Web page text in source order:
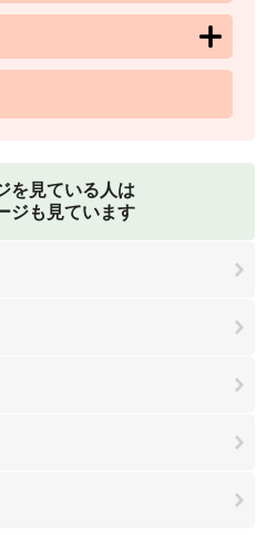
を見ている人は
ジも見ています